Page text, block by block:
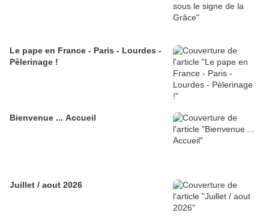
Le pape en France - Paris - Lourdes -
Pèlerinage !
Bienvenue ... Accueil
Juillet / aout 2026